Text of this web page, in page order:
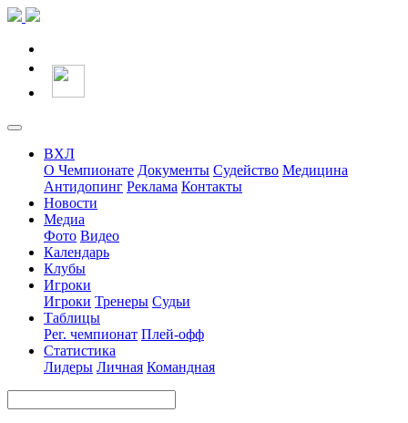
ВХЛ
О Чемпионате Документы Судейство Медицина
Антидопинг Реклама Контакты
Новости
Медиа
Фото Видео
Календарь
Клубы
Игроки
Игроки Тренеры Судьи
Таблицы
Рег. чемпионат Плей-офф
Статистика
Лидеры Личная Командная